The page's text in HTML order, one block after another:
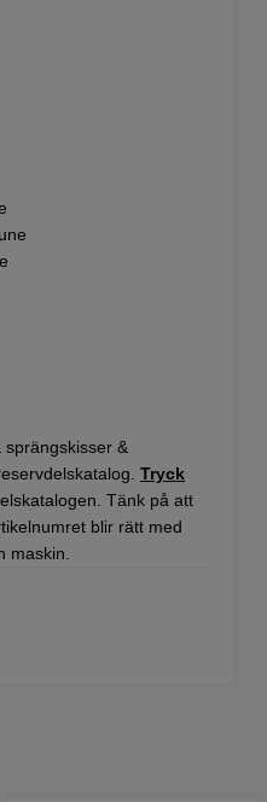
&
Tryck
Tänk på att
blir rätt med
maskin.